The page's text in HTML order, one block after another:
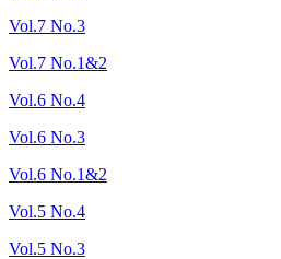
Vol.7 No.3
Vol.7 No.1&2
Vol.6 No.4
Vol.6 No.3
Vol.6 No.1&2
Vol.5 No.4
Vol.5 No.3